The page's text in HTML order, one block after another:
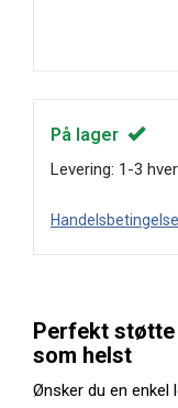
På lager
Levering: 1-3
Perfekt
som helst
Ønsker du en enkel